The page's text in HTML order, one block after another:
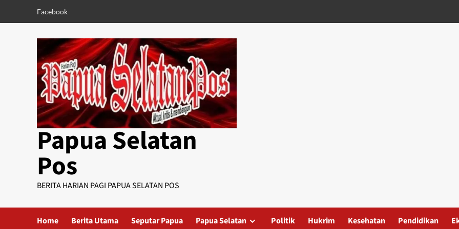
Facebook
Papua Selatan
Pos
BERITA HARIAN PAGI PAPUA SELATAN POS
Home Berita Utama Seputar Papua Papua Selatan Politik Hukrim Kesehatan Pendidikan